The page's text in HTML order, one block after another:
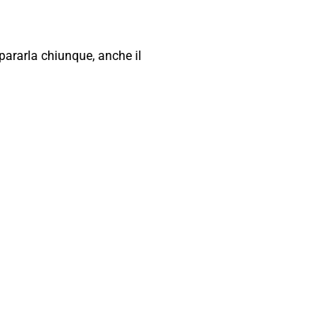
chiunque, anche il